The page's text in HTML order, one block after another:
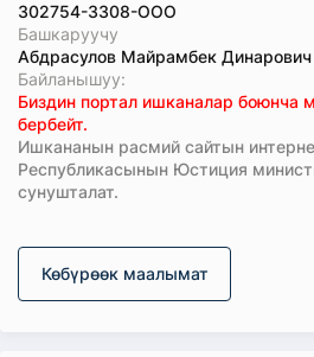
302754-3308-ООО
Башкаруучу
Абдрасулов Майрамбек Динарович
Байланышуу:
Биздин портал ишканалар боюнча
бербейт.
Ишкананын расмий сайтын
Республикасынын Юстиция
сунушталат.
Көбүрөөк маалымат